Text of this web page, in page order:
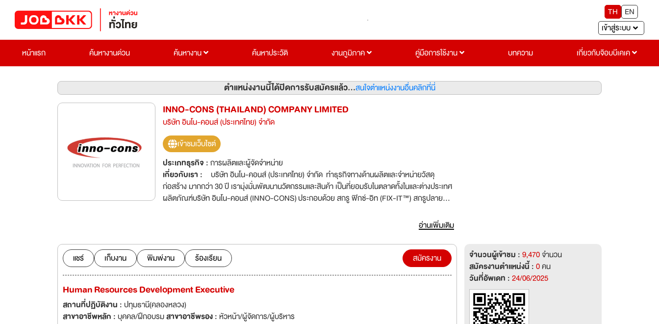
TH
EN
เข้าสู่ระบบ
หน้าแรก
ค้นหางานด่วน ค้นหางาน ค้นหาประวัติ งานภูมิภาค คู่มือการใช้งาน บทความ เกี่ยวกับจ๊อบบีเคเค
ตำแหน่งงานนี้ได้ปิดการรับสมัครแล้ว...สนใจตำแหน่งงานอื่นคลิกที่นี่
INNO-CONS (THAILAND) COMPANY LIMITED
บริษัท อินโน-คอนส์ (ประเทศไทย) จำกัด
เข้าชมเว็บไซต์
ประเภทธุรกิจ :การผลิตและผู้จัดจำหน่าย
เกี่ยวกับเรา :
บริษัท อินโน-คอนส์ (ประเทศไทย) จำกัด ทำธุรกิจทางด้านผลิตและจำหน่ายวัสดุ
ก่อสร้าง มากกว่า 30 ปี เรามุ่งมั่นพัฒนานวัตกรรมและสินค้า เป็นที่ยอมรับในตลาดทั้งในและต่างประเทศ
ผลิตภัณฑ์บริษัท อินโน-คอนส์ (INNO-CONS) ประกอบด้วย สกรู ฟิกซ์-อิท (FIX-IT™) สกรูปลาย
(KOMAK™) ผลิตภัณฑ์ดูแลรถยนต์ เราต้องการรับสมัครบุคลากรที่มีความรู้ความสามารถ มาร่วม
ทีมงานเพื่อพัฒนาเติบโตไปด้วยกัน
อ่านเพิ่มเติม
แชร์ เก็บงาน พิมพ์งาน ร้องเรียน สมัครงาน
Human Resources Development Executive
สถานที่ปฏิบัติงาน :ปทุมธานี(คลองหลวง)
สาขาอาชีพหลัก :บุคคล/ฝึกอบรมสาขาอาชีพรอง :หัวหน้า/ผู้จัดการ/ผู้บริหาร
จำนวนผู้เข้าชม :9,470จำนวน
สมัครงานตำแหน่งนี้ :0คน
วันที่อัพเดท :24/06/2025